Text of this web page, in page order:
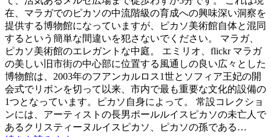
在、マラガでのピカソの中流階級の育成への興味深い洞察を
提供する博物館になっていますが、ピカソ美術館自体と混同
するという簡単な間違いを犯さないでください。 マラガ、
ピカソ美術館のエレガントな中庭。 エミリオ、flickr マラガ
の美しい旧市街の中心部に位置する風通しの良い広々とした
博物館は、2003年のフアンカルロス1世とソフィア王妃の開
会式でリボンを切って以来、市内で最も重要な文化的設備の
1つとなっています。ピカソ自身によって。 常設コレクショ
ンには、アーティストの長男ポールルイスピカソの未亡人で
あるクリスティーヌルイスピカソ、ピカソの孫である…